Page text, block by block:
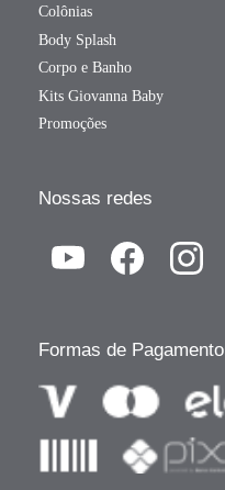
Colônias
Body Splash
Corpo e Banho
Kits Giovanna Baby
Promoções
Nossas redes
Formas de Pagamento